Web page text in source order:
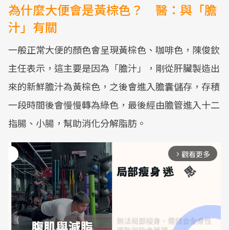
為什麼大便會是黃棕色？ 醫：與「膽
汁」有關
一般正常大便的顏色會呈現黃棕色、咖啡色，陳俊欽
主任表示，這主要是因為「膽汁」，剛從肝臟製造出
來的新鮮膽汁為黃棕色，之後會進入膽囊儲存，存積
一段時間後會慢慢轉為綠色，最後經由膽管進入十二
指腸、小腸，幫助消化分解脂肪。
arrow_forward_ios 觀看更多